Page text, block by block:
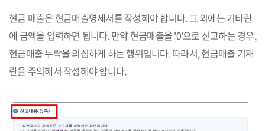
현금 매출은 현금매출명세서를 작성해야 합니다. 그 외에는 기타란
에 금액을 입력하면 됩니다. 만약 현금매출을 '0'으로 신고하는 경우,
현금매출 누락을 의심하게 하는 행위입니다. 따라서, 현금매출 기재
란을 주의해서 작성해야 합니다.